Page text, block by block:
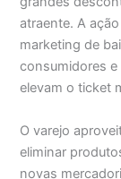
atraente. A
marketing de
consumidores
elevam o ticket
O varejo
eliminar
novas